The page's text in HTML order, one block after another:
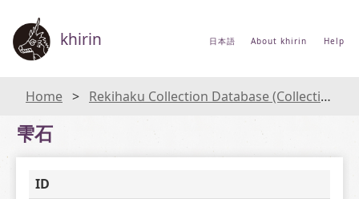
khirin 日本語 About khirin Help
Home Rekihaku Collection Database (Collections Database of the National Museum of Japanese History)
雫石
ID